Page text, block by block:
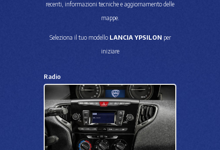
recenti, informazioni tecniche e aggiornamento delle
mappe.
Seleziona il tuo modello LANCIA YPSILON per
iniziare
Radio